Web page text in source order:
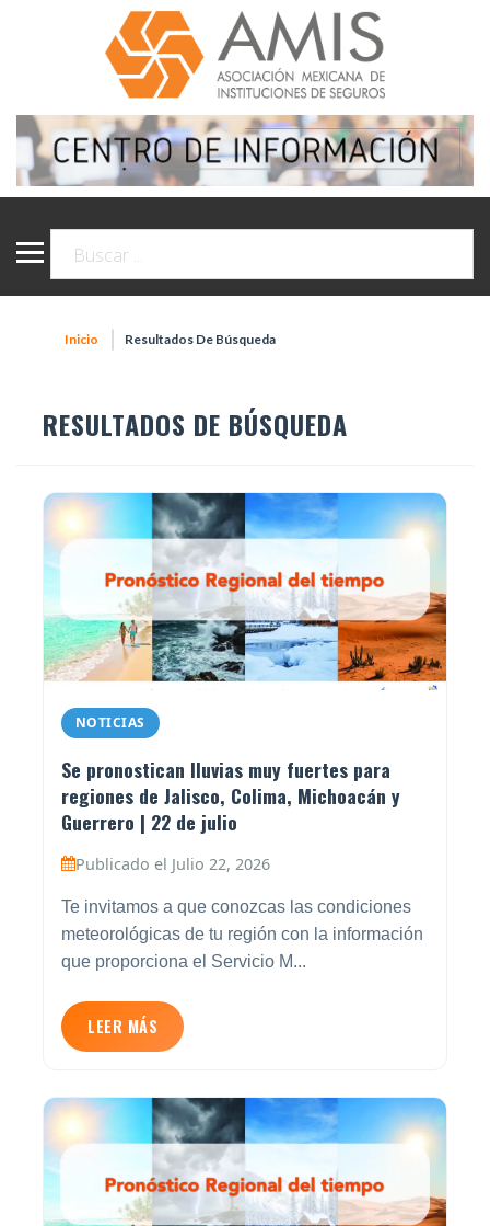
Inicio Resultados De Búsqueda
RESULTADOS DE BÚSQUEDA
NOTICIAS
Se pronostican lluvias muy fuertes para
regiones de Jalisco, Colima, Michoacán y
Guerrero | 22 de julio
Publicado el Julio 22, 2026
Te invitamos a que conozcas las condiciones
meteorológicas de tu región con la información
que proporciona el Servicio M...
LEER MÁS